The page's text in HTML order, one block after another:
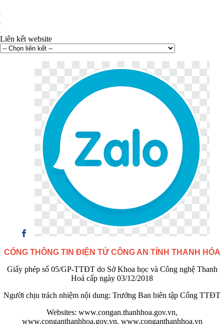
Liên kết website
CỔNG THÔNG TIN ĐIỆN TỬ CÔNG AN TỈNH THANH HÓA
Giấy phép số 05/GP-TTĐT do Sở Khoa học và Công nghệ Thanh
Hoá cấp ngày 03/12/2018
Người chịu trách nhiệm nội dung: Trưởng Ban biên tập Cổng TTĐT
Websites: www.congan.thanhhoa.gov.vn,
www.conganthanhhoa.gov.vn, www.conganthanhhoa.vn